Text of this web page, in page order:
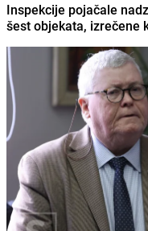
Inspekcije pojačale
šest objekata, izrečene